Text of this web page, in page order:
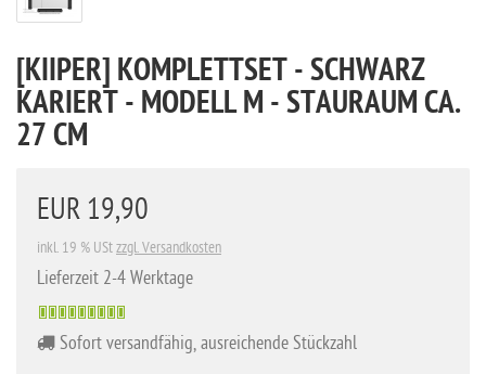
[KIIPER] KOMPLETTSET - SCHWARZ
KARIERT - MODELL M - STAURAUM CA.
27 CM
EUR 19,90
inkl. 19 % UStzzgl. Versandkosten
Lieferzeit 2-4 Werktage
Sofort versandfähig, ausreichende Stückzahl